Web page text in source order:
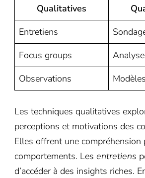
Qualitatives
Entretiens
Focus groups
Observations
Les techniques qualitatives
perceptions et motivations des
Elles offrent une compréhension
comportements. Les entretiens
d’accéder à des insights riches.